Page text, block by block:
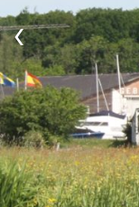
‹